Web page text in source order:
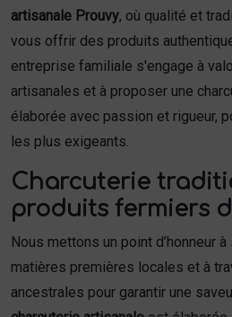
artisanale Prouvy, où qualité et
vous offrir des produits
entreprise familiale s'engage à
artisanales et à proposer une
élaborée avec passion et rigueur,
les plus exigeants.
Charcuterie
produits fermiers
Nous mettons un point d’honneur
matières premières locales et à
ancestrales pour garantir une